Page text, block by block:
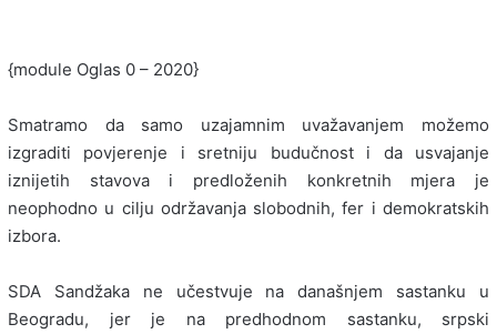
{module Oglas 0 – 2020}
Smatramo da samo uzajamnim uvažavanjem možemo
izgraditi povjerenje i sretniju budučnost i da usvajanje
iznijetih stavova i predloženih konkretnih mjera je
neophodno u cilju održavanja slobodnih, fer i demokratskih
izbora.
SDA Sandžaka ne učestvuje na današnjem sastanku u
Beogradu, jer je na predhodnom sastanku, srpski